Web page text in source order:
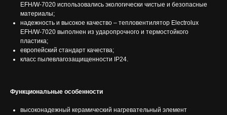
EFH/W-7020 использовались экологически чистые и безопасные
материалы;
надежность и высокое качество – тепловентилятор Electrolux
EFH/W-7020 выполнен из ударопрочного и термостойкого
пластика;
европейский стандарт качества;
класс пылевлагозащищенности IP24.
Функциональные особенности
высоконадежный керамический нагревательный элемент